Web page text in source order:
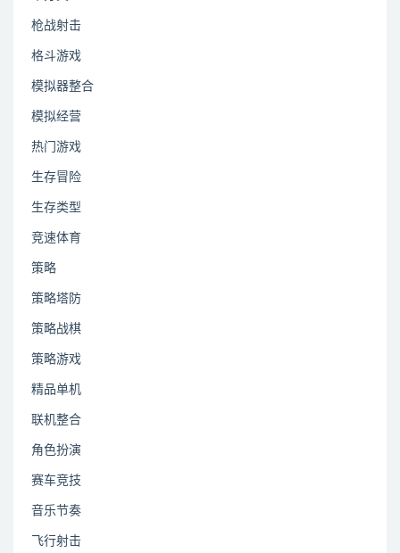
枪战射击
格斗游戏
模拟器整合
模拟经营
热门游戏
生存冒险
生存类型
竞速体育
策略
策略塔防
策略战棋
策略游戏
精品单机
联机整合
角色扮演
赛车竞技
音乐节奏
飞行射击